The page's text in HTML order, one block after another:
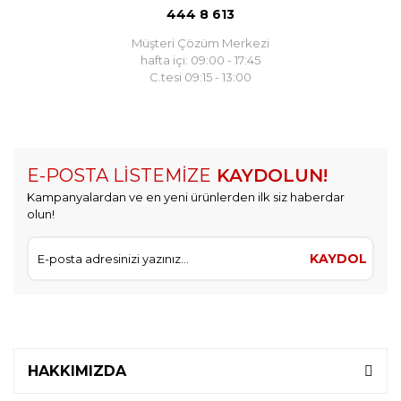
444 8 613
Müşteri Çözüm Merkezi
hafta içi: 09:00 - 17:45
C.tesi 09:15 - 13:00
E-POSTA LİSTEMİZE KAYDOLUN!
Kampanyalardan ve en yeni ürünlerden ilk siz haberdar
olun!
KAYDOL
HAKKIMIZDA